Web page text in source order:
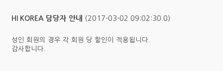
HI KOREA 담당자 안내 (2017-03-02 09:02:30.0)
성인 회원의 경우 각 회원 당 할인이 적용됩니다.
감사합니다.